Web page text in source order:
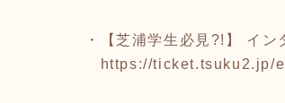
・【芝浦学生必見?!】 イ
https://ticket.tsuku2.jp/